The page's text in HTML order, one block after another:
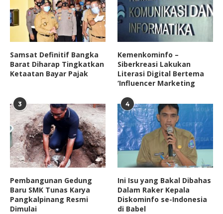
Samsat Definitif Bangka
Barat Diharap Tingkatkan
Ketaatan Bayar Pajak
Kemenkominfo –
Siberkreasi Lakukan
Literasi Digital Bertema
‘Influencer Marketing
3
Pembangunan Gedung
Baru SMK Tunas Karya
Pangkalpinang Resmi
Dimulai
4
Ini Isu yang Bakal Dibahas
Dalam Raker Kepala
Diskominfo se-Indonesia
di Babel